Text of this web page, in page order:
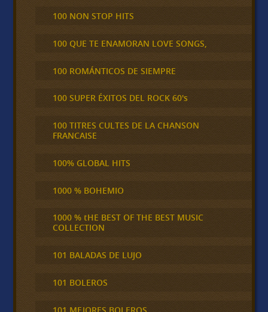
100 NON STOP HITS
100 QUE TE ENAMORAN LOVE SONGS,
100 ROMÁNTICOS DE SIEMPRE
100 SUPER ÉXITOS DEL ROCK 60's
100 TITRES CULTES DE LA CHANSON
FRANCAISE
100% GLOBAL HITS
1000 % BOHEMIO
1000 % tHE BEST OF THE BEST MUSIC
COLLECTION
101 BALADAS DE LUJO
101 BOLEROS